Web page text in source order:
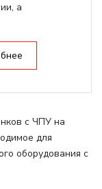
а
с ЧПУ на
для
оборудования с